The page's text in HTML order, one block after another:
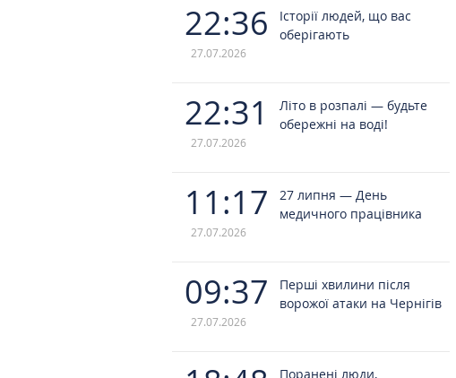
22:36
27.07.2026
Історії людей, що вас
оберігають
22:31
27.07.2026
Літо в розпалі — будьте
обережні на воді!
11:17
27.07.2026
27 липня — День
медичного працівника
09:37
27.07.2026
Перші хвилини після
ворожої атаки на Чернігів
Поранені люди,